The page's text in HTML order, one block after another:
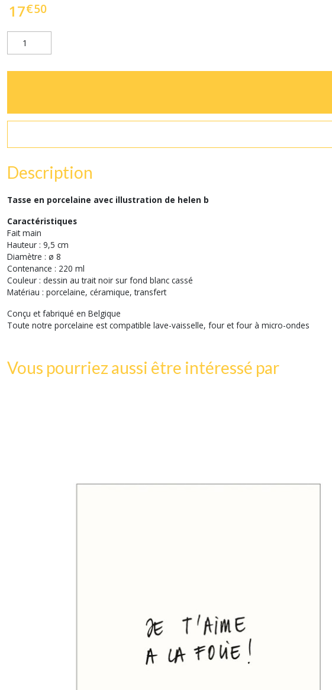
17€50
Description
Tasse en porcelaine avec illustration de helen b
Caractéristiques
Fait main
Hauteur : 9,5 cm
Diamètre : ø 8
Contenance : 220 ml
Couleur : dessin au trait noir sur fond blanc cassé
Matériau : porcelaine, céramique, transfert
Conçu et fabriqué en Belgique
Toute notre porcelaine est compatible lave-vaisselle, four et four à micro-ondes
Vous pourriez aussi être intéressé par